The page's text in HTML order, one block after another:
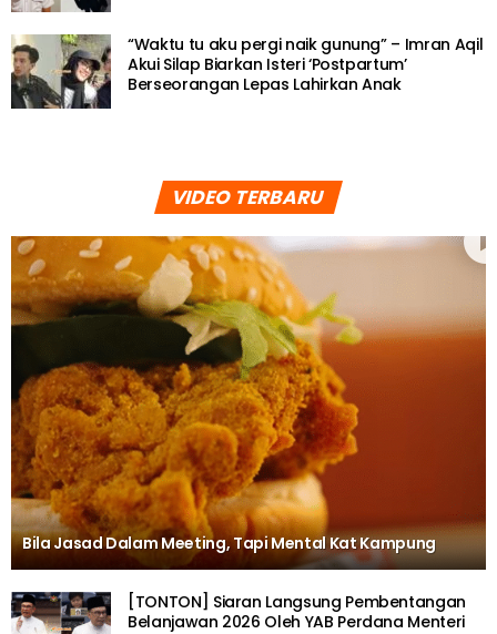
“Waktu tu aku pergi naik gunung” – Imran Aqil
Akui Silap Biarkan Isteri ‘Postpartum’
Berseorangan Lepas Lahirkan Anak
VIDEO TERBARU
Bila Jasad Dalam Meeting, Tapi Mental Kat Kampung
[TONTON] Siaran Langsung Pembentangan
Belanjawan 2026 Oleh YAB Perdana Menteri